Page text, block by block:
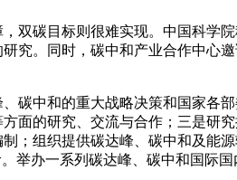
双碳目标则很难实现。中国科学
究。同时，碳中和产业合作中心
碳中和的重大战略决策和国家各
面的研究、交流与合作；三是研
；组织提供碳达峰、碳中和及能
举办一系列碳达峰、碳中和国际